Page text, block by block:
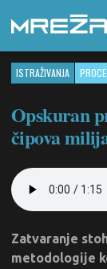
ISTRAŽIVANJA
Opskuran
čipova
Zatvaranje
metodologije